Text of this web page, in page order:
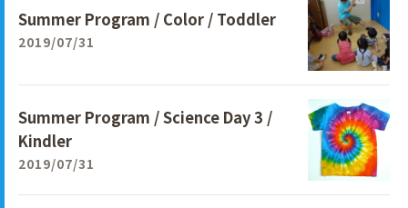
Summer Program / Color / Toddler
2019/07/31
Summer Program / Science Day 3 /
Kindler
2019/07/31